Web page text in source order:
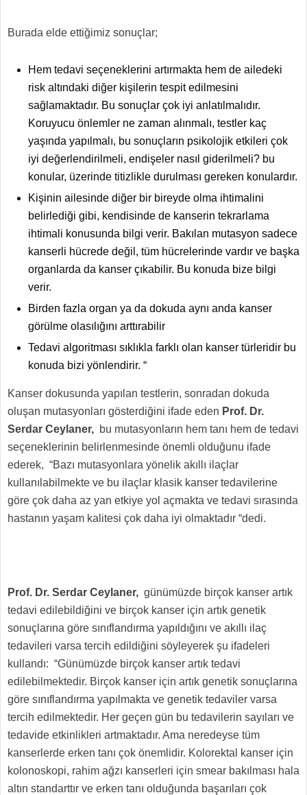
Burada elde ettiğimiz sonuçlar;
Hem tedavi seçeneklerini artırmakta hem de ailedeki
risk altındaki diğer kişilerin tespit edilmesini
sağlamaktadır. Bu sonuçlar çok iyi anlatılmalıdır.
Koruyucu önlemler ne zaman alınmalı, testler kaç
yaşında yapılmalı, bu sonuçların psikolojik etkileri çok
iyi değerlendirilmeli, endişeler nasıl giderilmeli? bu
konular, üzerinde titizlikle durulması gereken konulardır.
Kişinin ailesinde diğer bir bireyde olma ihtimalini
belirlediği gibi, kendisinde de kanserin tekrarlama
ihtimali konusunda bilgi verir. Bakılan mutasyon sadece
kanserli hücrede değil, tüm hücrelerinde vardır ve başka
organlarda da kanser çıkabilir. Bu konuda bize bilgi
verir.
Birden fazla organ ya da dokuda aynı anda kanser
görülme olasılığını arttırabilir
Tedavi algoritması sıklıkla farklı olan kanser türleridir bu
konuda bizi yönlendirir. “
Kanser dokusunda yapılan testlerin, sonradan dokuda
oluşan mutasyonları gösterdiğini ifade eden Prof. Dr.
Serdar Ceylaner, bu mutasyonların hem tanı hem de tedavi
seçeneklerinin belirlenmesinde önemli olduğunu ifade
ederek, “Bazı mutasyonlara yönelik akıllı ilaçlar
kullanılabilmekte ve bu ilaçlar klasik kanser tedavilerine
göre çok daha az yan etkiye yol açmakta ve tedavi sırasında
hastanın yaşam kalitesi çok daha iyi olmaktadır “dedi.
Prof. Dr. Serdar Ceylaner, günümüzde birçok kanser artık
tedavi edilebildiğini ve birçok kanser için artık genetik
sonuçlarına göre sınıflandırma yapıldığını ve akıllı ilaç
tedavileri varsa tercih edildiğini söyleyerek şu ifadeleri
kullandı: “Günümüzde birçok kanser artık tedavi
edilebilmektedir. Birçok kanser için artık genetik sonuçlarına
göre sınıflandırma yapılmakta ve genetik tedaviler varsa
tercih edilmektedir. Her geçen gün bu tedavilerin sayıları ve
tedavide etkinlikleri artmaktadır. Ama neredeyse tüm
kanserlerde erken tanı çok önemlidir. Kolorektal kanser için
kolonoskopi, rahim ağzı kanserleri için smear bakılması hala
altın standarttır ve erken tanı olduğunda başarıları çok